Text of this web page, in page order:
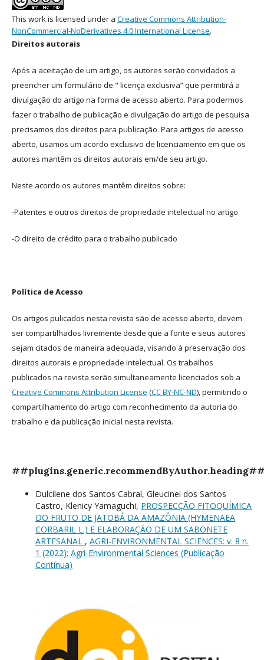
This work is licensed under a Creative Commons Attribution-
NonCommercial-NoDerivatives 4.0 International License.
Direitos autorais
Após a aceitação de um artigo, os autores serão convidados a
preencher um formulário de " licença exclusiva” que permitirá a
divulgação do artigo na forma de acesso aberto. Para podermos
fazer o trabalho de publicação e divulgação do artigo de pesquisa
precisamos dos direitos para publicação. Para artigos de acesso
aberto, usamos um acordo exclusivo de licenciamento em que os
autores mantêm os direitos autorais em/de seu artigo.
Neste acordo os autores mantêm direitos sobre:
-Patentes e outros direitos de propriedade intelectual no artigo
-O direito de crédito para o trabalho publicado
Política de Acesso
Os artigos pulicados nesta revista são de acesso aberto, devem
ser compartilhados livremente desde que a fonte e seus autores
sejam citados de maneira adequada, visando à preservação dos
direitos autorais e propriedade intelectual. Os trabalhos
publicados na revista serão simultaneamente licenciados sob a
Creative Commons Attribution License (CC BY-NC-ND), permitindo o
compartilhamento do artigo com reconhecimento da autoria do
trabalho e da publicação inicial nesta revista.
Dulcilene dos Santos Cabral, Gleucinei dos Santos
Castro, Klenicy Yamaguchi, PROSPECÇÃO FITOQUÍMICA
DO FRUTO DE JATOBÁ DA AMAZÔNIA (HYMENAEA
CORBARIL L.) E ELABORAÇÃO DE UM SABONETE
ARTESANAL , AGRI-ENVIRONMENTAL SCIENCES: v. 8 n.
1 (2022): Agri-Environmental Sciences (Publicação
Contínua)